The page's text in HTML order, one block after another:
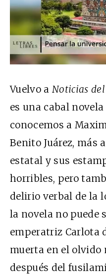
Vuelvo a Noticias
es una cabal
conocemos a
Benito Juárez, más
estatal y sus
horribles, pero
delirio verbal de la
la novela no puede
emperatriz Carlota
muerta en el olvido
después del